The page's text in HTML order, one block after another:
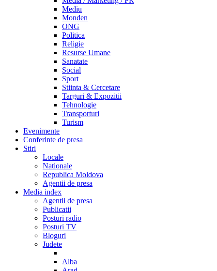
Mediu
Monden
ONG
Politica
Religie
Resurse Umane
Sanatate
Social
Sport
Stiinta & Cercetare
Targuri & Expozitii
Tehnologie
Transporturi
Turism
Evenimente
Conferinte de presa
Stiri
Locale
Nationale
Republica Moldova
Agentii de presa
Media index
Agentii de presa
Publicatii
Posturi radio
Posturi TV
Bloguri
Judete
Alba